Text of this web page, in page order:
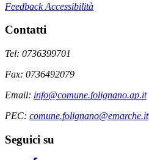
Feedback Accessibilità
Contatti
Tel: 0736399701
Fax: 0736492079
Email: info@comune.folignano.ap.it
PEC: comune.folignano@emarche.it
Seguici su